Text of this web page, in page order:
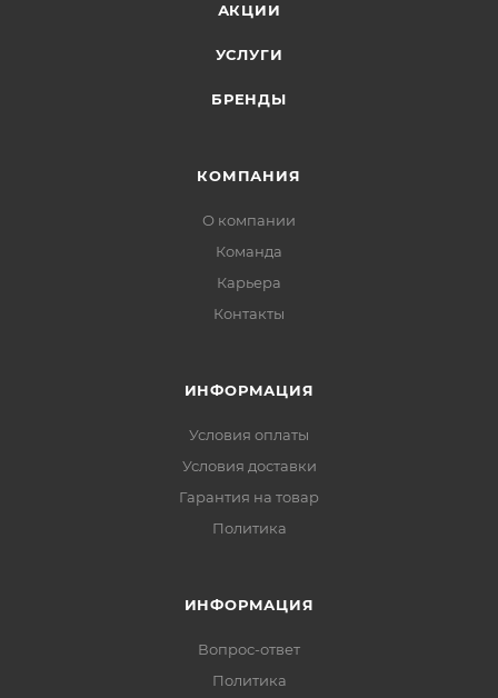
АКЦИИ
УСЛУГИ
БРЕНДЫ
КОМПАНИЯ
О компании
Команда
Карьера
Контакты
ИНФОРМАЦИЯ
Условия оплаты
Условия доставки
Гарантия на товар
Политика
ИНФОРМАЦИЯ
Вопрос-ответ
Политика